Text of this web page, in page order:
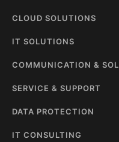
CLOUD SOLUTIONS
IT SOLUTIONS
COMMUNICATION &
SERVICE & SUPPORT
DATA PROTECTION
IT CONSULTING